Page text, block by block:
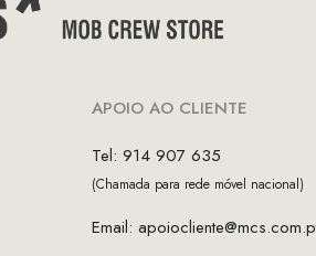
APOIO AO CLIENTE
Tel: 914 907 635
(Chamada para rede móvel nacional)
Email: